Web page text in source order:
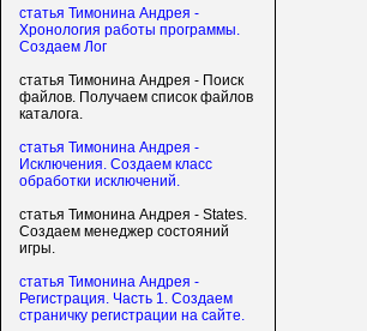
статья Тимонина Андрея -
Хронология работы программы.
Создаем Лог
статья Тимонина Андрея - Поиск
файлов. Получаем список файлов
каталога.
статья Тимонина Андрея -
Исключения. Создаем класс
обработки исключений.
статья Тимонина Андрея - States.
Создаем менеджер состояний
игры.
статья Тимонина Андрея -
Регистрация. Часть 1. Создаем
страничку регистрации на сайте.